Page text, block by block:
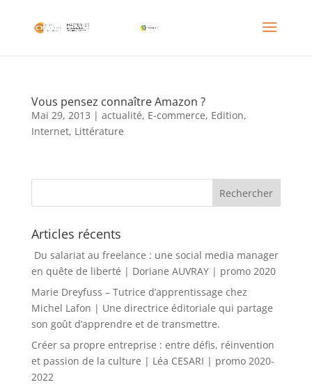
Vous pensez connaître Amazon ?
Mai 29, 2013 | actualité, E-commerce, Edition,
Internet, Littérature
Articles récents
Du salariat au freelance : une social media manager
en quête de liberté | Doriane AUVRAY | promo 2020
Marie Dreyfuss – Tutrice d’apprentissage chez
Michel Lafon | Une directrice éditoriale qui partage
son goût d’apprendre et de transmettre.
Créer sa propre entreprise : entre défis, réinvention
et passion de la culture | Léa CESARI | promo 2020-
2022